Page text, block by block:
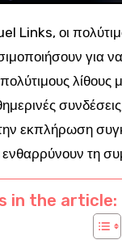
για
εκπλήρωση
τη
in the article: